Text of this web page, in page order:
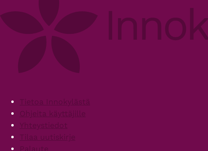
FooterTietoa Innokylästä
Ohjeita käyttäjille
Yhteystiedot
Tilaa uutiskirje
Palaute